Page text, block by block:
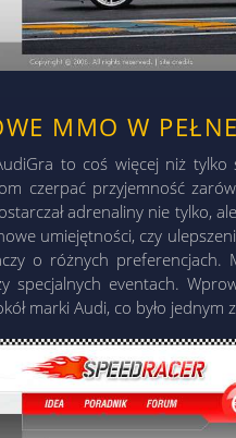
MMO W
to coś więcej niż
czerpać przyjemność
adrenaliny nie tylko,
umiejętności, czy
o różnych preferencjach.
specjalnych eventach.
marki Audi, co było